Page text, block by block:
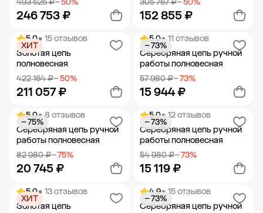
493 526 ₽− 50%
246 753 ₽
Добавить в корзину
305 767 ₽− 50%
152 855 ₽
Добавить в корзину
5.0• 15 отзывов
Золотая цепь
полновесная
422 164 ₽− 50%
211 057 ₽
ХИТ
Добавить в корзину
5.0• 11 отзывов
Серебряная цепь ручной
работы полновесная
57 980 ₽− 73%
15 944 ₽
− 73%
Добавить в корзину
5.0• 8 отзывов
Серебряная цепь ручной
работы полновесная
82 980 ₽− 75%
20 745 ₽
− 75%
Добавить в корзину
5.0• 12 отзывов
Серебряная цепь ручной
работы полновесная
54 980 ₽− 73%
15 119 ₽
− 73%
Добавить в корзину
5.0• 13 отзывов
Золотая цепь
ХИТ
4.9• 15 отзывов
Серебряная цепь ручной
− 73%